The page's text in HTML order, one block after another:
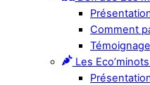
Comment
Les